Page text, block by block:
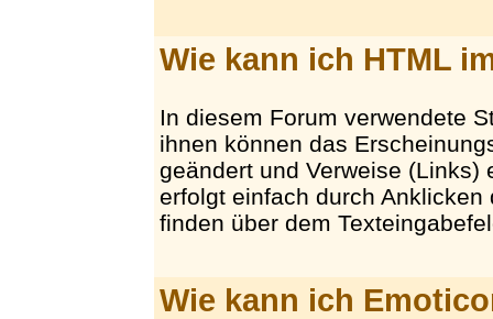
Wie kann ich HTML
In diesem Forum verwendete
ihnen können das
geändert und Verweise (Links)
erfolgt einfach durch
finden über dem
Wie kann ich